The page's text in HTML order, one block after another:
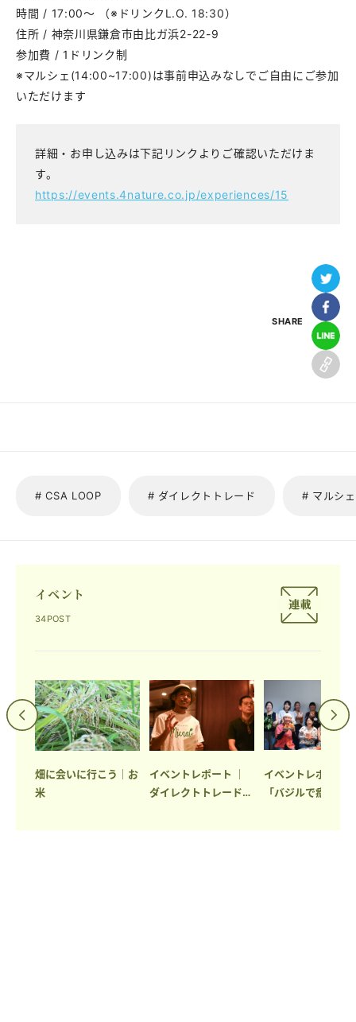
時間 / 17:00〜 （※ドリンクL.O. 18:30）
住所 / 神奈川県鎌倉市由比ガ浜2-22-9
参加費 / 1ドリンク制
※マルシェ(14:00~17:00)は事前申込みなしでご自由にご参加
いただけます
詳細・お申し込みは下記リンクよりご確認いただけま
す。
https://events.4nature.co.jp/experiences/15
SHARE
# CSA LOOP # ダイレクトトレード # マルシェ
イベント
34POST
畑に会いに行こう｜お
米
イベントレポート ｜
ダイレクトトレードの
ー開催。
イベントレポート｜
「バジルで癒され
催。